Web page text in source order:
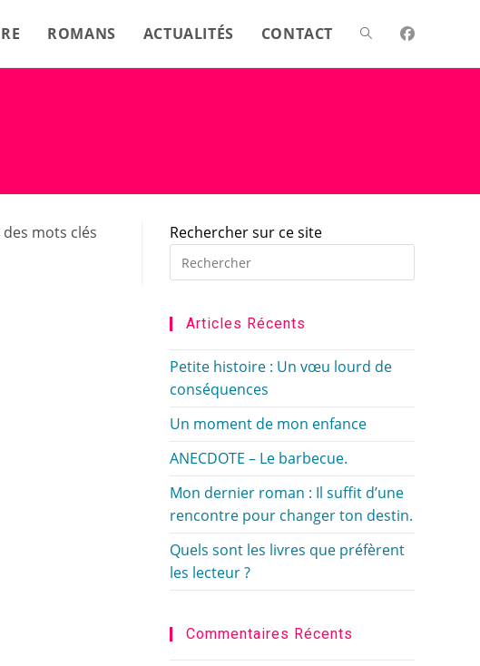
ROMANS ACTUALITÉS CONTACT Toggle
mots clés
Rechercher sur ce site
Articles Récents
Petite histoire : Un vœu lourd de
conséquences
Un moment de mon enfance
ANECDOTE – Le barbecue.
Mon dernier roman : Il suffit d’une
rencontre pour changer ton destin.
Quels sont les livres que préfèrent
les lecteur ?
Commentaires Récents